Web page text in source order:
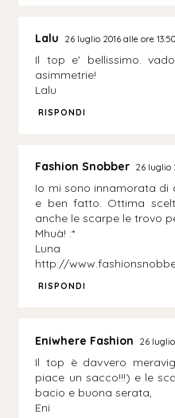
Lalu 26 luglio 2016 alle ore 13:50
Il top e' bellissimo.
asimmetrie!
Lalu
RISPONDI
Fashion Snobber 26 luglio
Io mi sono innamorata di
e ben fatto. Ottima
anche le scarpe le trovo
Mhuà! :*
Luna
http://
RISPONDI
Eniwhere Fashion 26
Il top è davvero
piace un sacco!!!) e le
bacio e buona serata,
Eni